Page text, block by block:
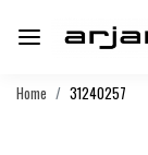
Home 31240257